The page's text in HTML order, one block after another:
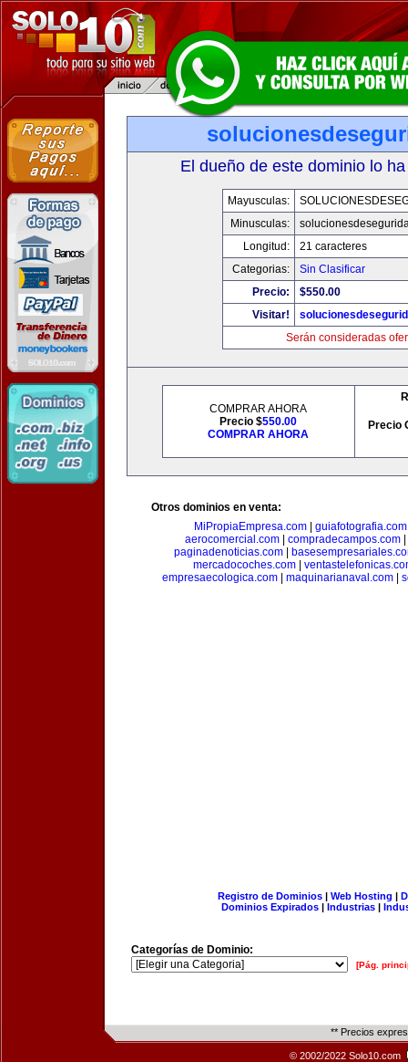
El dueño de este dominio lo
Mayusculas:
Minusculas:
Longitud:
21 caracteres
Categorias:
Sin Clasificar
Precio:
$550.00
Visitar!
Serán consideradas
COMPRAR AHORA
Precio $550.00
COMPRAR AHORA
Precio
Otros dominios en venta:
MiPropiaEmpresa.com
guiafotografia.com
aerocomercial.com| compradecampos.com|
paginadenoticias.com|
mercadocoches.com|
empresaecologica.com| maquinarianaval.com|
Registro de Dominios| Web Hosting |
Dominios Expirados | Industrias |
Categorías de Dominio:
[Pág.
** Precios
© 2002/2022 Solo10.com